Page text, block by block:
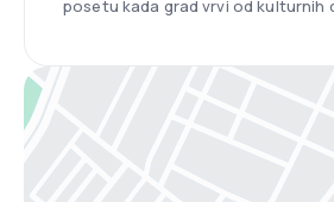
posetu kada grad vrvi od kulturnih